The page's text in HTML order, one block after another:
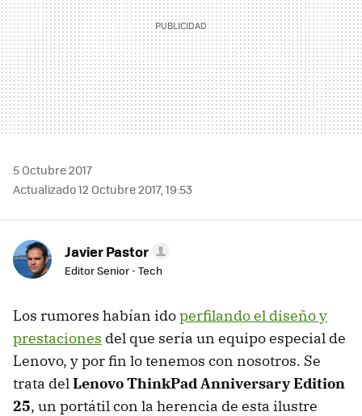
5 Octubre 2017
Actualizado 12 Octubre 2017, 19:53
Javier Pastor
Editor Senior - Tech
Los rumores habían idoperfilando el diseño y
prestaciones del que sería un equipo especial de
Lenovo, y por fin lo tenemos con nosotros. Se
trata delLenovo ThinkPad Anniversary Edition
25, un portátil con la herencia de esta ilustre